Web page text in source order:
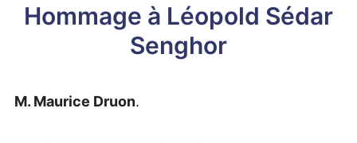
menu
LE PRIX RICHELIEU SENGHOR
Hommage à Léopold Sédar
Senghor
M. Maurice Druon.